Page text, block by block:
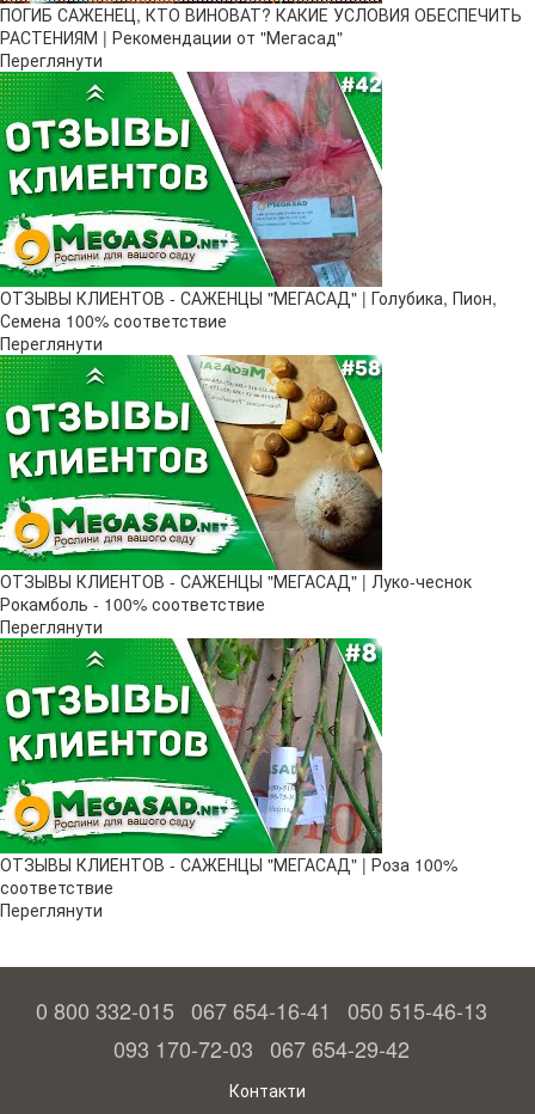
ПОГИБ САЖЕНЕЦ, КТО ВИНОВАТ? КАКИЕ УСЛОВИЯ ОБЕСПЕЧИТЬ
РАСТЕНИЯМ | Рекомендации от "Мегасад"
Переглянути
ОТЗЫВЫ КЛИЕНТОВ - САЖЕНЦЫ "МЕГАСАД" | Голубика, Пион,
Семена 100% соответствие
Переглянути
ОТЗЫВЫ КЛИЕНТОВ - САЖЕНЦЫ "МЕГАСАД" | Луко-чеснок
Рокамболь - 100% соответствие
Переглянути
ОТЗЫВЫ КЛИЕНТОВ - САЖЕНЦЫ "МЕГАСАД" | Роза 100%
соответствие
Переглянути
0 800 332-015 067 654-16-41
050 515-46-13
093 170-72-03 067 654-29-42
Контакти